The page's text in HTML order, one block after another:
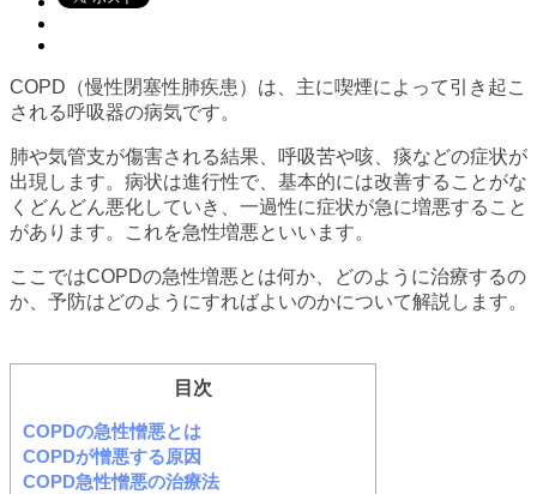
COPD（慢性閉塞性肺疾患）は、主に喫煙によって引き起こ
される呼吸器の病気です。
肺や気管支が傷害される結果、呼吸苦や咳、痰などの症状が
出現します。病状は進行性で、基本的には改善することがな
くどんどん悪化していき、一過性に症状が急に増悪すること
があります。これを急性増悪といいます。
ここではCOPDの急性増悪とは何か、どのように治療するの
か、予防はどのようにすればよいのかについて解説します。
目次
COPDの急性憎悪とは
COPDが憎悪する原因
COPD急性憎悪の治療法